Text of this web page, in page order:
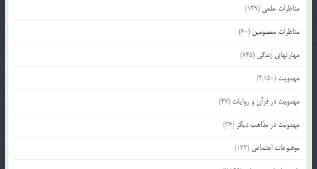
مناظرات علمی (139)
مناظرات معصومین (60)
مهارتهای زندگی (845)
مهدویت (2,150)
مهدویت در قرآن و روایات (47)
مهدویت در مذاهب دیگر (36)
موضوعات اجتماعی (122)